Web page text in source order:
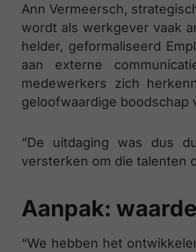
Ann Vermeersch,
wordt als werkgever vaak
helder, geformaliseerd
aan externe
medewerkers zich
geloofwaardige boodschap
“De uitdaging was dus
versterken om die talenten
Aanpak:
“We hebben het